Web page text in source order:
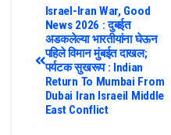
Israel-Iran War, Good
News 2026 : दुबईत
अडकलेल्या भारतीयांना घेऊन
पहिले विमान मुंबईत दाखल;
पर्यटक सुखरूप : Indian
Return To Mumbai From
Dubai Iran Israeil Middle
East Conflict